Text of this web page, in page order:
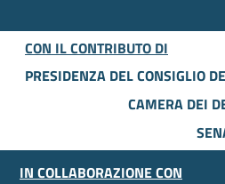
CON IL CONTRIBUTO DI
PRESIDENZA DEL CONSIGLIO
CAMERA DEI
IN COLLABORAZIONE CON